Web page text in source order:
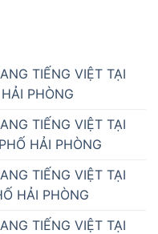
TIẾNG VIỆT TẠI
PHÒNG
TIẾNG VIỆT TẠI
HẢI PHÒNG
TIẾNG VIỆT TẠI
HẢI PHÒNG
TIẾNG VIỆT TẠI